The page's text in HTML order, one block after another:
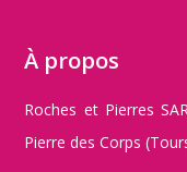
À propos
Roches et Pierres
Pierre des Corps